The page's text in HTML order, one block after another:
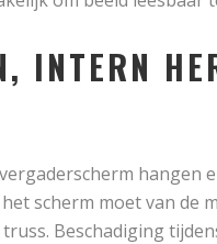
INTERN
hangen
scherm moet van de
Beschadiging